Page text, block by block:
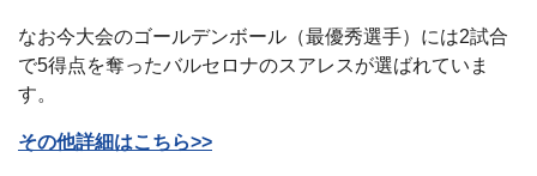
なお今大会のゴールデンボール（最優秀選手）には2試合
で5得点を奪ったバルセロナのスアレスが選ばれていま
す。
その他詳細はこちら>>